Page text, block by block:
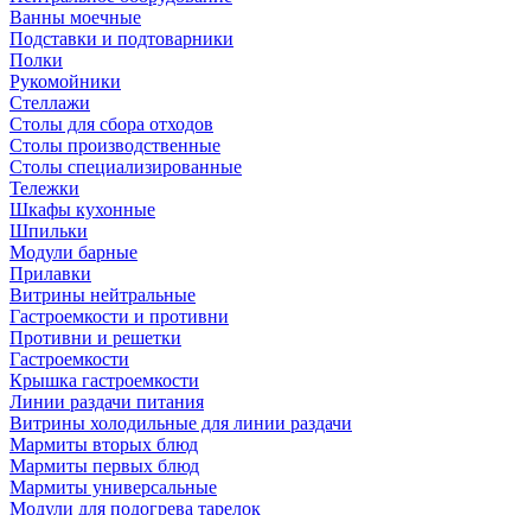
Ванны моечные
Подставки и подтоварники
Полки
Рукомойники
Стеллажи
Столы для сбора отходов
Столы производственные
Столы специализированные
Тележки
Шкафы кухонные
Шпильки
Модули барные
Прилавки
Витрины нейтральные
Гастроемкости и противни
Противни и решетки
Гастроемкости
Крышка гастроемкости
Линии раздачи питания
Витрины холодильные для линии раздачи
Мармиты вторых блюд
Мармиты первых блюд
Мармиты универсальные
Модули для подогрева тарелок